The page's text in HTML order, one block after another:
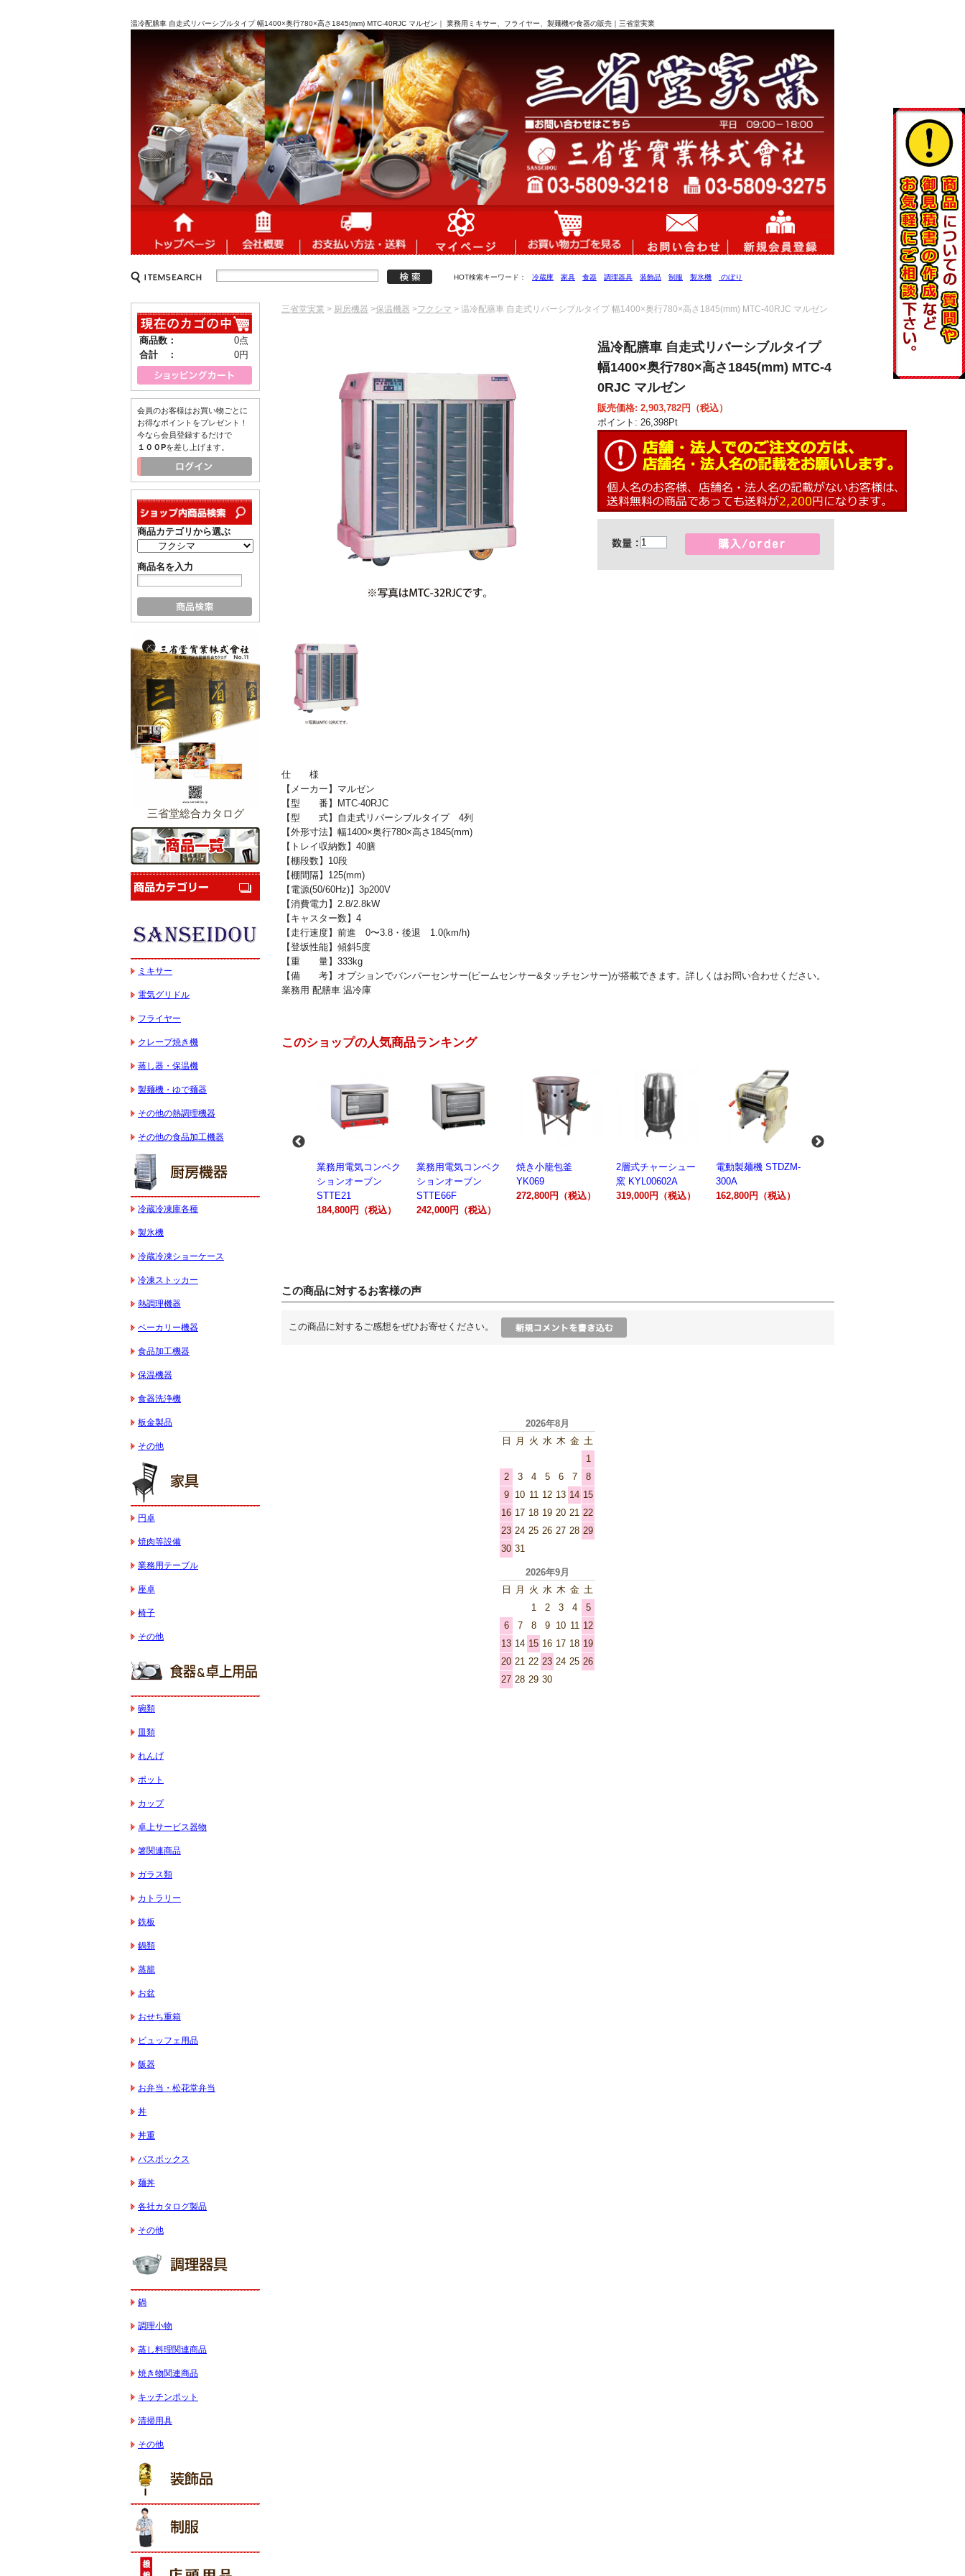
温冷配膳車 自走式リバーシブルタイプ 幅1400×奥行780×高さ1845(mm) MTC-40RJC マルゼン｜ 業務用ミキサー、フライヤー、製麺機や食器の販売｜三省堂実業
HOT検索キーワード： 冷蔵庫 家具 食器 調理器具 装飾品 制服 製氷機 のぼり
三省堂実業 > 厨房機器 >保温機器 >フクシマ > 温冷配膳車 自走式リバーシブルタイプ 幅1400×奥行780×高さ1845(mm) MTC-40RJC マルゼン
温冷配膳車 自走式リバーシブルタイプ
幅1400×奥行780×高さ1845(mm) MTC-4
0RJC マルゼン
販売価格: 2,903,782円（税込）
ポイント: 26,398Pt
仕 様
【メーカー】マルゼン
【型 番】MTC-40RJC
【型 式】自走式リバーシブルタイプ 4列
【外形寸法】幅1400×奥行780×高さ1845(mm)
【トレイ収納数】40膳
【棚段数】10段
【棚間隔】125(mm)
【電源(50/60Hz)】3p200V
【消費電力】2.8/2.8kW
【キャスター数】4
【走行速度】前進 0〜3.8・後退 1.0(km/h)
【登坂性能】傾斜5度
【重 量】333kg
【備 考】オプションでバンパーセンサー(ビームセンサー&タッチセンサー)が搭載できます。詳しくはお問い合わせください。
業務用 配膳車 温冷庫
このショップの人気商品ランキング
業務用スパイラルミ
キサー 30L
HTHS30IN
595,100円（税込）
業務用電気コンベク
ションオーブン
STTE21
業務用電気コンベク
ションオーブン
STTE66F
242,000円（税込）
焼き小籠包釜
YK069
272,800円（税込）
2層式チャーシュー
窯 KYL00602A
319,000円（税込）
電動製麺機 STDZM-
300A
162,800円（税込）
業務用スパイラルミ
キサー 10L
HTHS10INK
この商品に対するお客様の声
この商品に対するご感想をぜひお寄せください。
商品数：
0点
合計 ：
0円
会員のお客様はお買い物ごとに
お得なポイントをプレゼント！
今なら会員登録するだけで
１００Pを差し上げます。
商品カテゴリから選ぶ
商品名を入力
三省堂総合カタログ
ミキサー
電気グリドル
フライヤー
クレープ焼き機
蒸し器・保温機
製麺機・ゆで麺器
その他の熱調理機器
その他の食品加工機器
冷蔵冷凍庫各種
製氷機
冷蔵冷凍ショーケース
冷凍ストッカー
熱調理機器
ベーカリー機器
食品加工機器
保温機器
食器洗浄機
板金製品
その他
円卓
焼肉等設備
業務用テーブル
座卓
椅子
その他
碗類
皿類
れんげ
ポット
カップ
卓上サービス器物
箸関連商品
ガラス類
カトラリー
鉄板
鍋類
蒸籠
お盆
おせち重箱
ビュッフェ用品
飯器
お弁当・松花堂弁当
丼
丼重
バスボックス
麺丼
各社カタログ製品
その他
鍋
調理小物
蒸し料理関連商品
焼き物関連商品
キッチンポット
清掃用具
その他
2026年8月
日
月 火 水 木 金 土
1
2
3 4 5 6 7
8
9
10 11 12 13 14 15
16 17 18 19 20 21 22
23 24 25 26 27 28 29
30 31
2026年9月
日
月 火 水 木 金 土
1
2 3 4
5
6
7 8 9 10 11 12
13 14 15 16 17 18 19
20 21 22 23 24 25 26
27 28 29 30